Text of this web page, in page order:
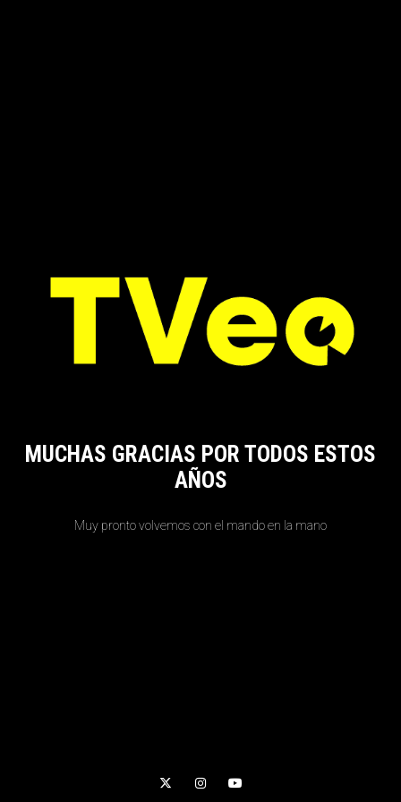
MUCHAS GRACIAS POR TODOS ESTOS
AÑOS
Muy pronto volvemos con el mando en la mano